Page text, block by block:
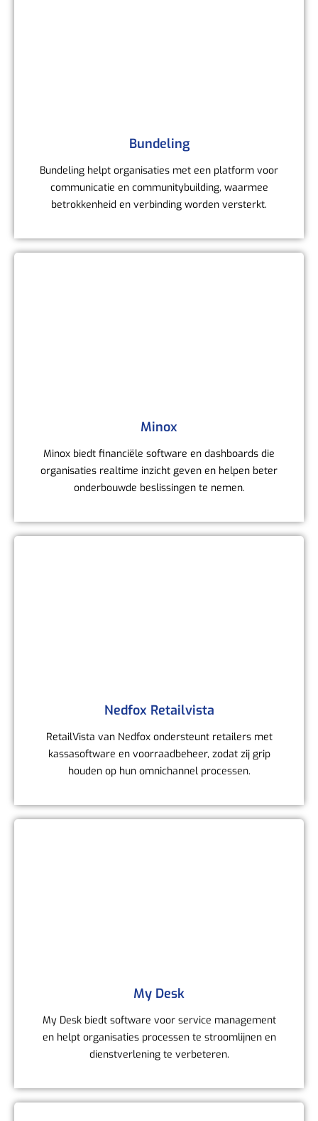
Bundeling
Bundeling helpt organisaties met een platform voor
communicatie en communitybuilding, waarmee
betrokkenheid en verbinding worden versterkt.
Minox
Minox biedt financiële software en dashboards die
organisaties realtime inzicht geven en helpen beter
onderbouwde beslissingen te nemen.
Nedfox Retailvista
RetailVista van Nedfox ondersteunt retailers met
kassasoftware en voorraadbeheer, zodat zij grip
houden op hun omnichannel processen.
My Desk
My Desk biedt software voor service management
en helpt organisaties processen te stroomlijnen en
dienstverlening te verbeteren.